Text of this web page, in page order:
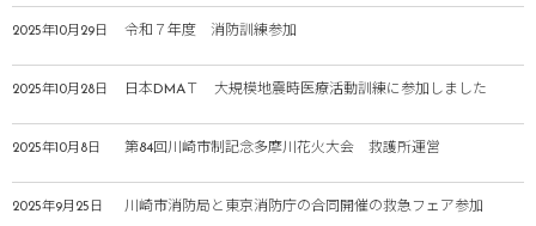
2025年10月29日 令和７年度 消防訓練参加
2025年10月28日 日本DMAＴ 大規模地震時医療活動訓練に参加しました
2025年10月8日 第84回川崎市制記念多摩川花火大会 救護所運営
2025年9月25日 川崎市消防局と東京消防庁の合同開催の救急フェア参加